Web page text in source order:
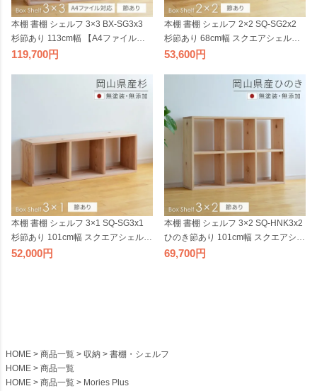
本棚 書棚 シェルフ 3×3 BX-SG3x3
杉節あり 113cm幅 【A4ファイル対
応】 ボックスシェルフ 無垢材 無塗
ナチュラル 天然木 木製 純国産材 日
本製 シャイニーワークス【受注】
119,700
本棚 書棚 シェルフ 2×2 SQ-SG2x2
杉節あり 68cm幅 スクエアシェルフ
無垢材 無塗装 sny work's 完成品 スギ
国産材 日本製 シャイニーワークス
53,600
本棚 書棚 シェルフ 3×1 SQ-SG3x1
杉節あり 101cm幅 スクエアシェルフ
無垢材 無塗装 sny work's 完成品 スギ
52,000
本棚 書棚 シェルフ 3×2 SQ-HNK3x2
ひのき節あり 101cm幅 スクエアシェ
ルフ sny work's 無塗装 無垢材 純国産
69,700
HOME 商品一覧 収納
書棚・シェルフ
HOME
商品一覧
HOME
商品一覧
Mories Plus